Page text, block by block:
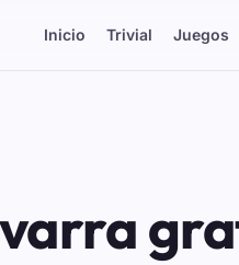
Inicio Trivial Juegos